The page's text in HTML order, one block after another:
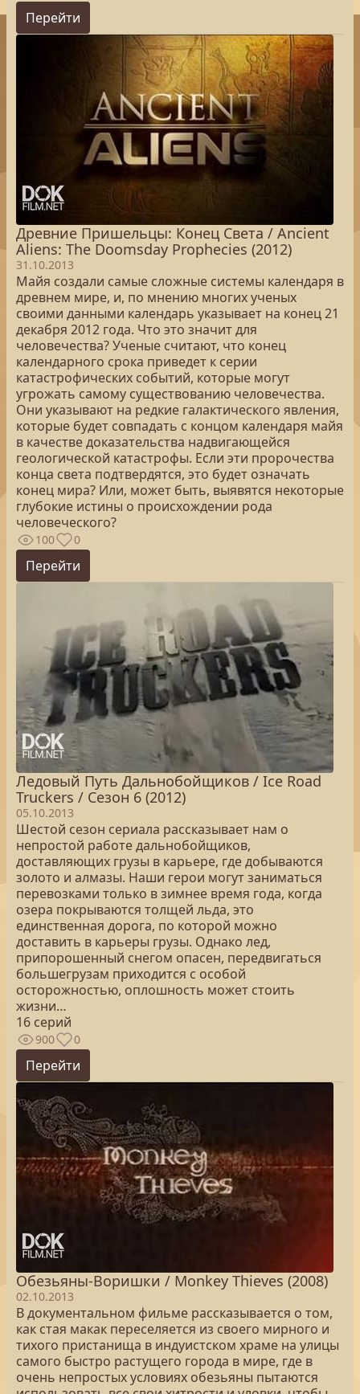
Перейти
Древние Пришельцы: Конец Света / Ancient
Aliens: The Doomsday Prophecies (2012)
31.10.2013
Майя создали самые сложные системы календаря в
древнем мире, и, по мнению многих ученых
своими данными календарь указывает на конец 21
декабря 2012 года. Что это значит для
человечества? Ученые считают, что конец
календарного срока приведет к серии
катастрофических событий, которые могут
угрожать самому существованию человечества.
Они указывают на редкие галактического явления,
которые будет совпадать с концом календаря майя
в качестве доказательства надвигающейся
геологической катастрофы. Если эти пророчества
конца света подтвердятся, это будет означать
конец мира? Или, может быть, выявятся некоторые
глубокие истины о происхождении рода
человеческого?
100 0
Перейти
Ледовый Путь Дальнобойщиков / Ice Road
Truckers / Сезон 6 (2012)
05.10.2013
Шестой сезон сериала рассказывает нам о
непростой работе дальнобойщиков,
доставляющих грузы в карьере, где добываются
золото и алмазы. Наши герои могут заниматься
перевозками только в зимнее время года, когда
озера покрываются толщей льда, это
единственная дорога, по которой можно
доставить в карьеры грузы. Однако лед,
припорошенный снегом опасен, передвигаться
большегрузам приходится с особой
осторожностью, оплошность может стоить
жизни…
16 серий
900 0
Перейти
Обезьяны-Воришки / Monkey Thieves (2008)
02.10.2013
В документальном фильме рассказывается о том,
как стая макак переселяется из своего мирного и
тихого пристанища в индуистском храме на улицы
самого быстро растущего города в мире, где в
очень непростых условиях обезьяны пытаются